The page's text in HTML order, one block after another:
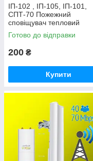
ІП-102 , ІП-105, ІП-101,
СПТ-70 Пожежний
сповіщувач тепловий
Готово до відправки
200 ₴
Купити